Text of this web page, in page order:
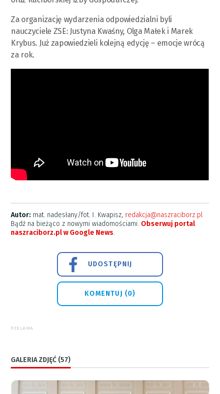
Za organizację wydarzenia odpowiedzialni byli
nauczyciele ZSE: Justyna Kwaśny, Olga Małek i Marek
Krybus. Już zapowiedzieli kolejną edycję – emocje wrócą
za rok.
Autor: mat. nadesłany/fot. I. Kwapisz, redakcja@naszraciborz.pl
Bądź na bieżąco z nowymi wiadomościami. Obserwuj portal
naszraciborz.pl w Google News.
UDOSTĘPNIJ
KOMENTUJ (0)
REKLAMA
GALERIA ZDJĘĆ (57)